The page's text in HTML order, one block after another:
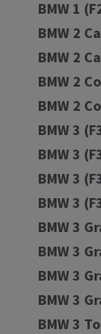
BMW 1
BMW 2
BMW 2
BMW 2
BMW 2
BMW 3
BMW 3
BMW 3
BMW 3
BMW 3
BMW 3
BMW 3
BMW 3
BMW 3